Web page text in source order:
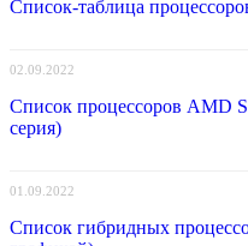
Список-таблица
02.09.2022
Список процессоров AMD
серия)
01.09.2022
Список гибридных